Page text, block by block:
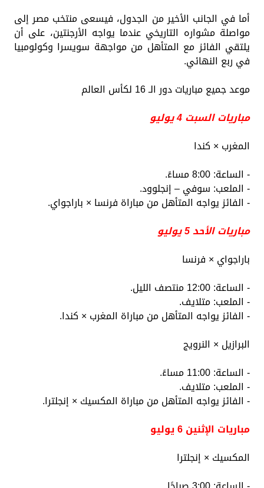
أما في الجانب الأخير من الجدول، فيسعى منتخب مصر إلى
مواصلة مشواره التاريخي عندما يواجه الأرجنتين، على أن
يلتقي الفائز مع المتأهل من مواجهة سويسرا وكولومبيا
في ربع النهائي.
موعد جميع مباريات دور الـ 16 لكأس العالم
مباريات السبت 4 يوليو
المغرب × كندا
- الساعة: 8:00 مساءً.
- الملعب: سوفي – إنجلوود.
- الفائز يواجه المتأهل من مباراة فرنسا × باراجواي.
مباريات الأحد 5 يوليو
باراجواي × فرنسا
- الساعة: 12:00 منتصف الليل.
- الملعب: متلايف.
- الفائز يواجه المتأهل من مباراة المغرب × كندا.
البرازيل × النرويج
- الساعة: 11:00 مساءً.
- الملعب: متلايف.
- الفائز يواجه المتأهل من مباراة المكسيك × إنجلترا.
مباريات الإثنين 6 يوليو
المكسيك × إنجلترا